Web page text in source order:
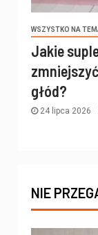
WSZYSTKO NA
Jakie
głód?
24 lipca 2026
NIE